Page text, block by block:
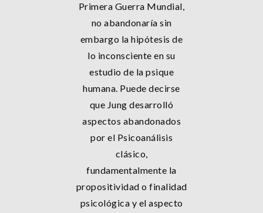
Primera Guerra Mundial,
no abandonaría sin
embargo la hipótesis de
lo inconsciente en su
estudio de la psique
humana. Puede decirse
que Jung desarrolló
aspectos abandonados
por el Psicoanálisis
clásico,
fundamentalmente la
propositividad o finalidad
psicológica y el aspecto